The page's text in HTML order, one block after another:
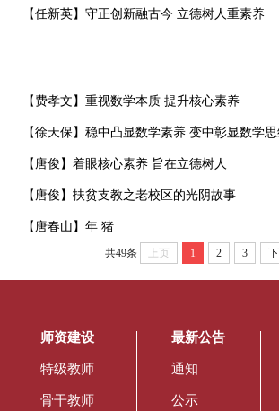
【任新英】守正创新融古今 立德树人重素养
【费孝文】重视数学本质 提升核心素养
【徐天保】稳中凸显数学素养 变中彰显数学
【唐俊】着眼核心素养 旨在立德树人
【唐俊】扶贫支教之老校区的光阴故事
【唐春山】年 猪
共49条 上页 1 2 3
师资建设
特级教师
骨干教师
最新公告
通知
公示